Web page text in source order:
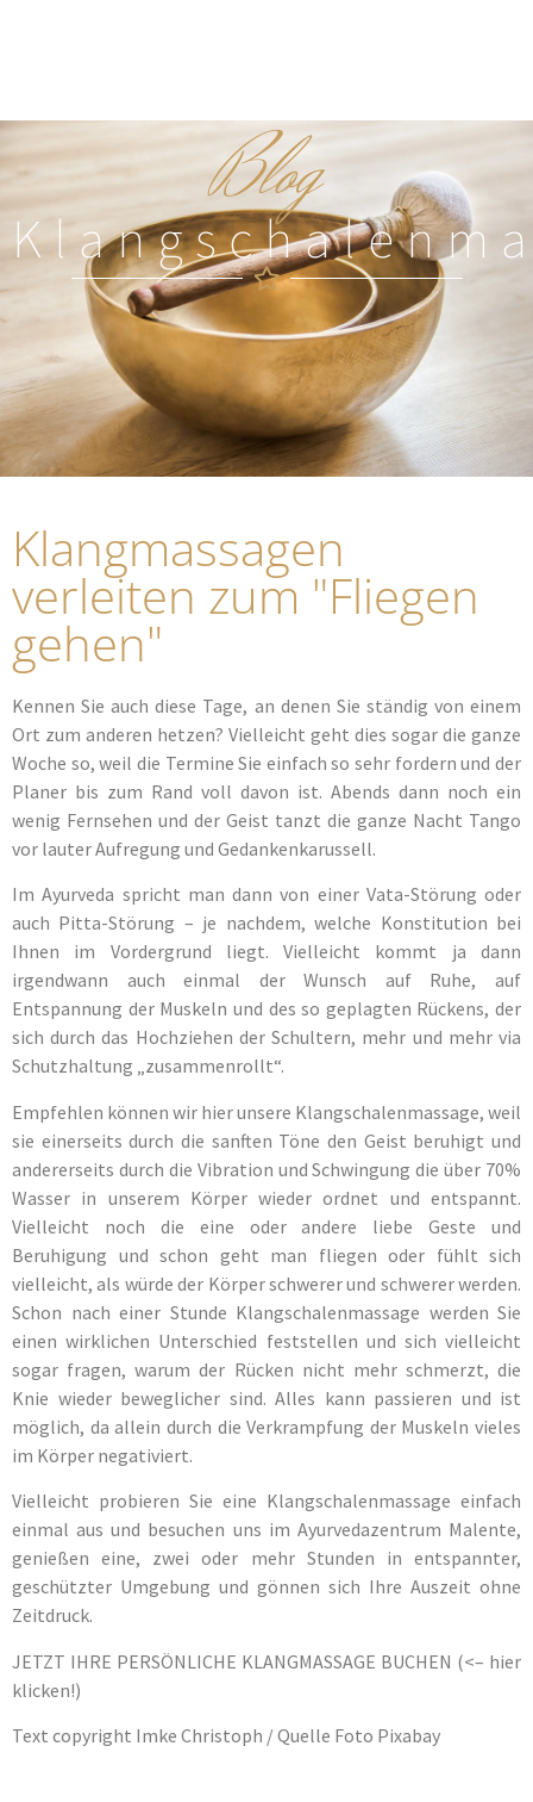
Blog
Klangmassagen
verleiten zum "Fliegen
gehen"
Kennen Sie auch diese Tage, an denen Sie ständig von einem
Ort zum anderen hetzen? Vielleicht geht dies sogar die ganze
Woche so, weil die Termine Sie einfach so sehr fordern und der
Planer bis zum Rand voll davon ist. Abends dann noch ein
wenig Fernsehen und der Geist tanzt die ganze Nacht Tango
vor lauter Aufregung und Gedankenkarussell.
Im Ayurveda spricht man dann von einer Vata-Störung oder
auch Pitta-Störung – je nachdem, welche Konstitution bei
Ihnen im Vordergrund liegt. Vielleicht kommt ja dann
irgendwann auch einmal der Wunsch auf Ruhe, auf
Entspannung der Muskeln und des so geplagten Rückens, der
sich durch das Hochziehen der Schultern, mehr und mehr via
Schutzhaltung „zusammenrollt“.
Empfehlen können wir hier unsere Klangschalenmassage, weil
sie einerseits durch die sanften Töne den Geist beruhigt und
andererseits durch die Vibration und Schwingung die über 70%
Wasser in unserem Körper wieder ordnet und entspannt.
Vielleicht noch die eine oder andere liebe Geste und
Beruhigung und schon geht man fliegen oder fühlt sich
vielleicht, als würde der Körper schwerer und schwerer werden.
Schon nach einer Stunde Klangschalenmassage werden Sie
einen wirklichen Unterschied feststellen und sich vielleicht
sogar fragen, warum der Rücken nicht mehr schmerzt, die
Knie wieder beweglicher sind. Alles kann passieren und ist
möglich, da allein durch die Verkrampfung der Muskeln vieles
im Körper negativiert.
Vielleicht probieren Sie eine Klangschalenmassage einfach
einmal aus und besuchen uns im Ayurvedazentrum Malente,
genießen eine, zwei oder mehr Stunden in entspannter,
geschützter Umgebung und gönnen sich Ihre Auszeit ohne
Zeitdruck.
JETZT IHRE PERSÖNLICHE KLANGMASSAGE BUCHEN (<– hier
klicken!)
Text copyright Imke Christoph / Quelle Foto Pixabay